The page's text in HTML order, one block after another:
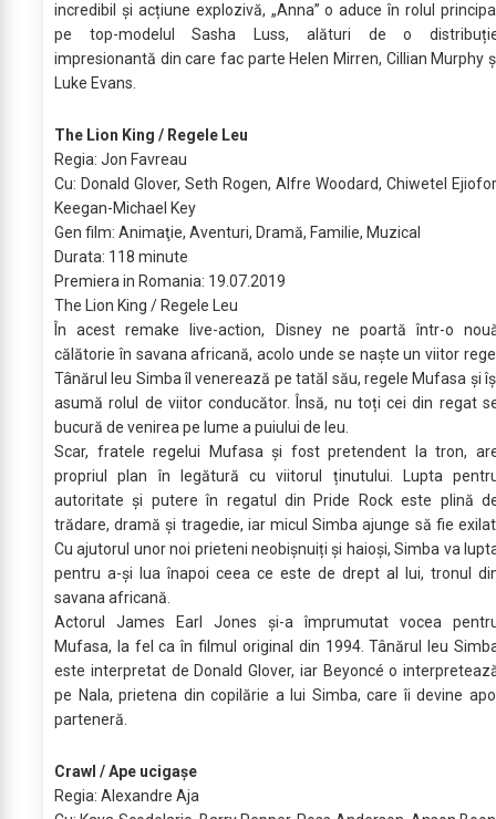
incredibil și acțiune explozivă, „Anna” o aduce în rolul
pe top-modelul Sasha Luss, alături de o
impresionantă din care fac parte Helen Mirren, Cillian Murphy
Luke Evans.
The Lion King / Regele Leu
Regia: Jon Favreau
Cu: Donald Glover, Seth Rogen, Alfre Woodard, Chiwetel
Keegan-Michael Key
Gen film: Animaţie, Aventuri, Dramă, Familie, Muzical
Durata: 118 minute
Premiera in Romania: 19.07.2019
The Lion King / Regele Leu
În acest remake live-action, Disney ne poartă într-o
călătorie în savana africană, acolo unde se naște un viitor
Tânărul leu Simba îl venerează pe tatăl său, regele Mufasa și
asumă rolul de viitor conducător. Însă, nu toți cei din regat
bucură de venirea pe lume a puiului de leu.
Scar, fratele regelui Mufasa și fost pretendent la tron,
propriul plan în legătură cu viitorul ținutului. Lupta
autoritate și putere în regatul din Pride Rock este plină
trădare, dramă și tragedie, iar micul Simba ajunge să fie
Cu ajutorul unor noi prieteni neobișnuiți și haioși, Simba va
pentru a-și lua înapoi ceea ce este de drept al lui, tronul
savana africană.
Actorul James Earl Jones și-a împrumutat vocea
Mufasa, la fel ca în filmul original din 1994. Tânărul leu
este interpretat de Donald Glover, iar Beyoncé o
pe Nala, prietena din copilărie a lui Simba, care îi devine
parteneră.
Crawl / Ape ucigașe
Regia: Alexandre Aja